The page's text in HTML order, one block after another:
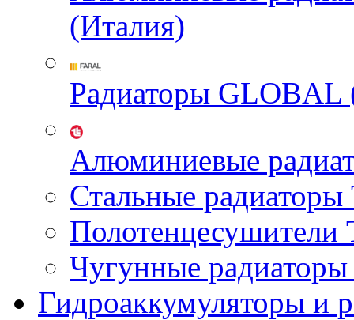
(Италия)
Радиаторы GLOBAL
Алюминиевые
Стальные
Чугунные
Гидроаккумуляторы и